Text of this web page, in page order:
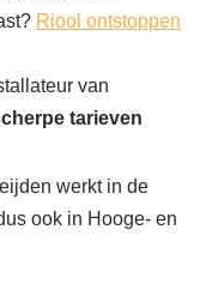
Riool ontstoppen
van
tarieven
werkt in de
ook in Hooge- en